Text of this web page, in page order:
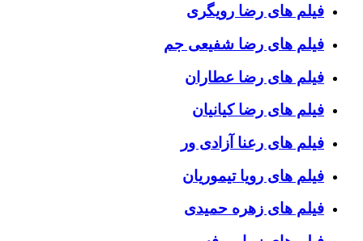
فیلم های رضا رویگری
فیلم های رضا شفیعی جم
فیلم های رضا عطاران
فیلم های رضا کیانیان
فیلم های رعنا آزادی ور
فیلم های رویا تیموریان
فیلم های زهره حمیدی